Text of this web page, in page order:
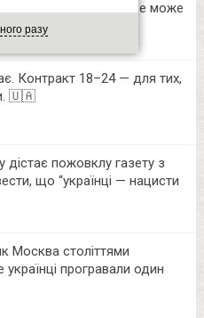
каналах. Тепер це може
Контракт 18–24 — для тих,
🇺🇦
пожовклу газету з
що “українці — нацисти
Москва століттями
програвали один
разу